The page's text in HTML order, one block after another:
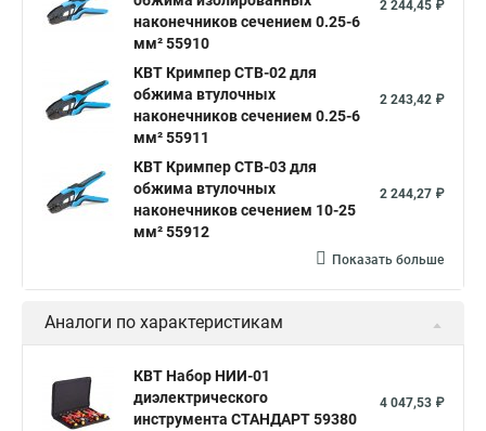
наконечников сечением 0.25-6
мм² 55910
2 244,45 ₽
КВТ Кримпер CTB-02 для
обжима втулочных
наконечников сечением 0.25-6
мм² 55911
2 243,42 ₽
КВТ Кримпер CTB-03 для
обжима втулочных
наконечников сечением 10-25
мм² 55912
2 244,27 ₽
Показать больше
Аналоги по характеристикам
КВТ Набор НИИ-01
диэлектрического
инструмента СТАНДАРТ 59380
4 047,53 ₽